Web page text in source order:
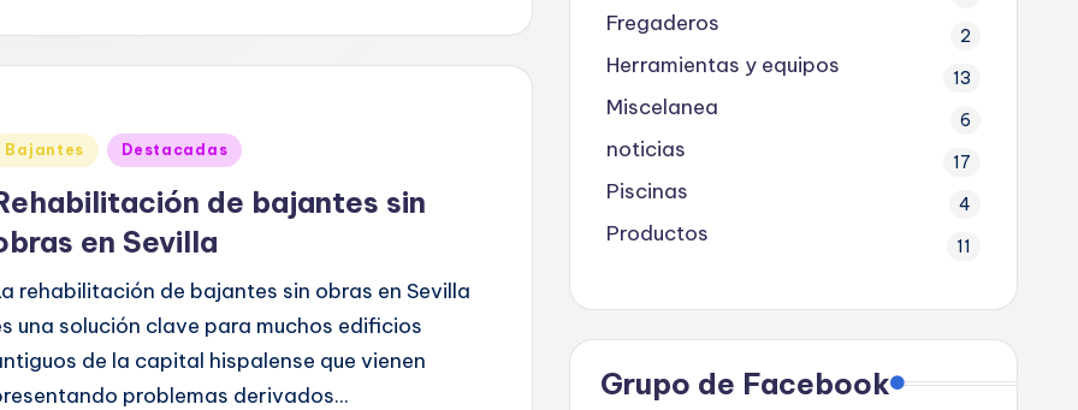
Bajantes Destacadas
de bajantes sin
en Sevilla
rehabilitación de bajantes sin obras en Sevilla
una solución clave para muchos edificios
de la capital hispalense que vienen
problemas derivados...
Fregaderos 2
Herramientas y equipos 13
Miscelanea 6
noticias 17
Piscinas 4
Productos 11
Grupo de Facebook